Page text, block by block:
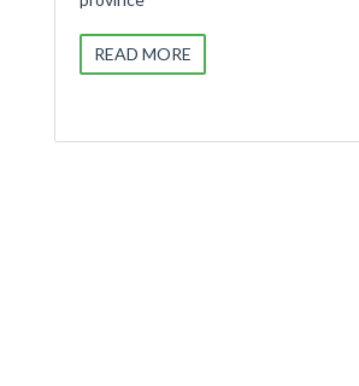
READ MORE